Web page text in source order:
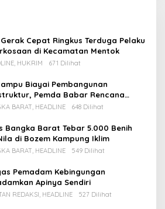
Cepat Ringkus Terduga Pelaku
di Kecamatan Mentok
HUKRIM 671 Dilihat
Biayai Pembangunan
Pemda Babar Rencana
Rp65 M
BARAT, HEADLINE 648 Dilihat
Bangka Barat Tebar 5.000 Benih
di Bozem Kampung Iklim
BARAT, HEADLINE 549 Dilihat
Pemadam Kebingungan
Apinya Sendiri
REDAKSI, HEADLINE 527 Dilihat